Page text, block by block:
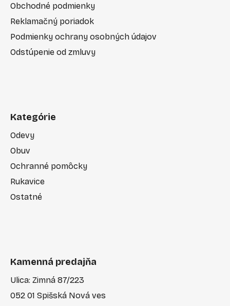
Obchodné podmienky
Reklamačný poriadok
Podmienky ochrany osobných údajov
Odstúpenie od zmluvy
Kategórie
Odevy
Obuv
Ochranné pomôcky
Rukavice
Ostatné
Kamenná predajňa
Ulica: Zimná 87/223
052 01 Spišská Nová ves